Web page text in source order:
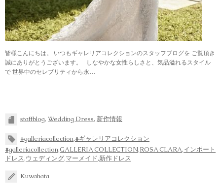
皆様こんにちは。 いつもギャレリアコレクションのスタッフブログを ご覧頂き
誠にありがとうございます。 しなやかな女性らしさと、気品溢れるスタイル
で 世界中のセレブリティから永…
staffblog, Wedding Dress, 新作情報
#galleriacollection,#ギャレリアコレクション
#galleriacollection,GALLERIA COLLECTION,ROSA CLARA,インポート
ドレス,ウェディング,マーメイド,新作ドレス
Kuwahata